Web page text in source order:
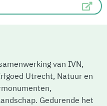
van IVN,
Utrecht, Natuur en
Gedurende het